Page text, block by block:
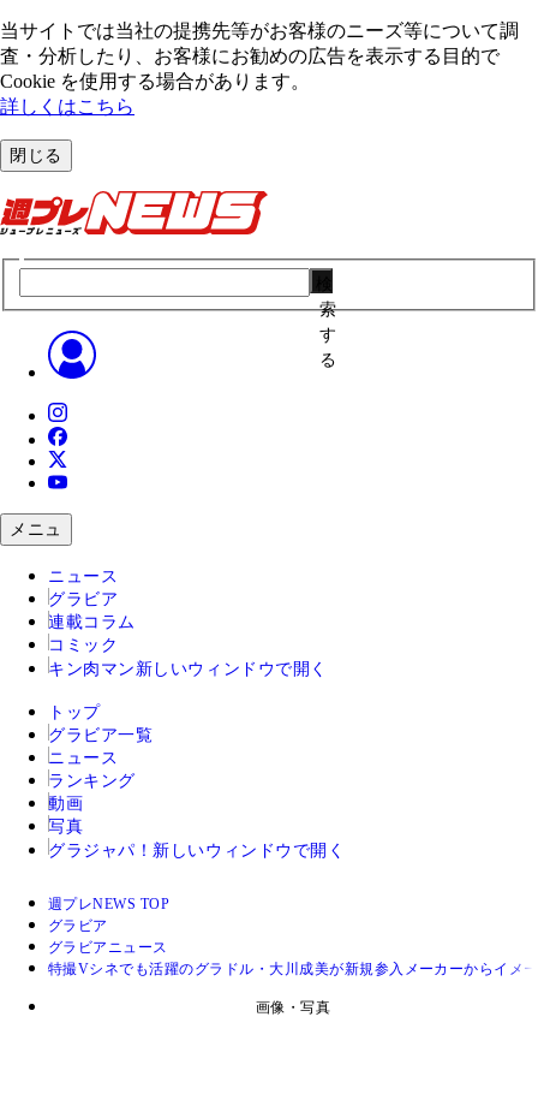
当サイトでは当社の提携先等がお客様のニーズ等について調
査・分析したり、お客様にお勧めの広告を表⽰する⽬的で
Cookie を使⽤する場合があります。
詳しくはこちら
閉じる
索
す
る
メニュ
ニュース
グラビア
連載コラム
コミック
キン肉マン 新しいウィンドウで開く
トップ
グラビア一覧
ニュース
ランキング
動画
写真
グラジャパ！ 新しいウィンドウで開く
週プレNEWS TOP
グラビア
グラビアニュース
特撮Vシネでも活躍のグラドル・大川成美が新規参入メーカーからイメ
画像・写真